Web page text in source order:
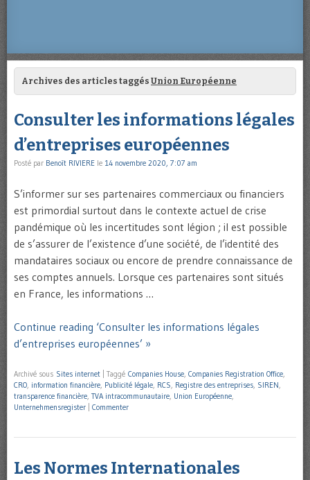
Archives des articles taggés Union Européenne
Consulter les informations légales
d’entreprises européennes
Posté par Benoît RIVIERE le 14 novembre 2020, 7:07 am
S’informer sur ses partenaires commerciaux ou financiers
est primordial surtout dans le contexte actuel de crise
pandémique où les incertitudes sont légion ; il est possible
de s’assurer de l’existence d’une société, de l’identité des
mandataires sociaux ou encore de prendre connaissance de
ses comptes annuels. Lorsque ces partenaires sont situés
en France, les informations …
Continue reading ‘Consulter les informations légales
d’entreprises européennes’ »
Archivé sous Sites internet Taggé Companies House, Companies Registration Office,
CRO, information financière, Publicité légale, RCS, Registre des entreprises, SIREN,
transparence financière, TVA intracommunautaire, Union Européenne,
Unternehmensregister
Commenter
Les Normes Internationales